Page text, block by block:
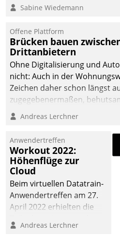
klären. Ein Aspekt ist die
Einsparungen durch
Prozesse. Doch man darf
mit der Einführung einer
getan. Die Digitalisierung
die Bereitschaft, sich zu
und zu verändern.
Sabine Wiedemann
Offene Plattform
Brücken bauen
Drittanbietern
Ohne Digitalisierung und
nicht: Auch in der
Zeichen daher schon längst
zugegebenermaßen,
Branchen.
Andreas Lerchner
Anwendertreffen
Workout 2022:
Höhenflüge zur
Cloud
Beim virtuellen Datatrain-
Anwendertreffen am 27.
April 2022 erhielten die
Teilnehmer kurzweilige
Andreas Lerchner